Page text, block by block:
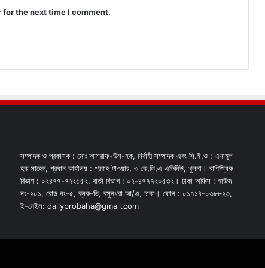
the next time I comment.
সম্পাদক ও প্রকাশক : মোঃ আশরাফ-উল-হক, নির্বাহী সম্পাদক এবং সি.ই.ও : এনামুল
হক সাহেদ, প্রধান কার্যালয় : প্রবাহ টাওয়ার, ৩ কে,ডি,এ এভিনিউ, খুলনা। বাণিজ্যিক
বিভাগ : ০২৪৭৭-৭২২৫৫২. বার্তা বিভাগ : ০২-৪৭৭৭২০৫৩২। ঢাকা অফিস : হাউজ
নং-২০১, রোড নং-৫, ব্লক-ডি, বসুন্ধরা আ/এ, ঢাকা। ফোন : ০১৭১৪-০৩৮৮২৩,
ই-মেইল: dailyprobaha@gmail.com